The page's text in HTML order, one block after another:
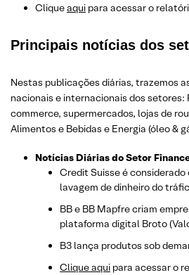
Cliqueaqui para acessar o
Principais notícias dos
Nestas publicações diárias, trazemos
nacionais e internacionais dos setores:
commerce, supermercados, lojas de
Alimentos e Bebidas e Energia (óleo &
Notícias Diárias do Setor
Credit Suisse é
lavagem de dinheiro do
BB e BB Mapfre criam
plataforma digital Broto
B3 lança produtos sob
Clique aqui para acessar o